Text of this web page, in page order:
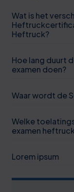
Wat is het
Heftruck?
Hoe lang duurt
examen doen?
Waar wordt de
Welke
examen
Lorem ipsum